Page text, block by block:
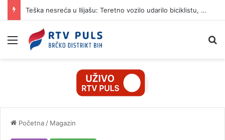
Teška nesreća u Ilijašu: Teretno vozilo udarilo biciklistu, 75-godišnjak zadržan u bolnici
Izbornik
Početna / Magazin